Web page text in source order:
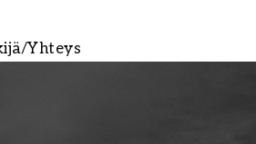
Yhteys